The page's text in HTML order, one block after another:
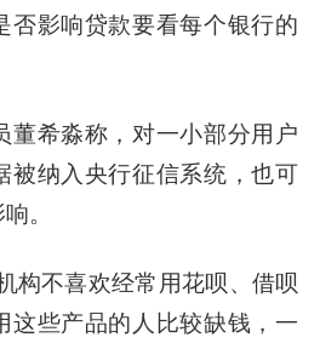
否影响贷款要看每个银行的
董希淼称，对一小部分用户
被纳入央行征信系统，也可
。
构不喜欢经常用花呗、借呗
这些产品的人比较缺钱，一